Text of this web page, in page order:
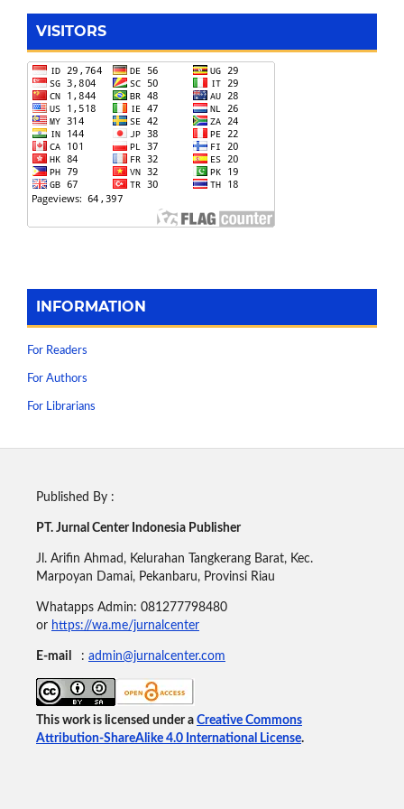
VISITORS
INFORMATION
For Readers
For Authors
For Librarians
Published By :
PT. Jurnal Center Indonesia Publisher
Jl. Arifin Ahmad, Kelurahan Tangkerang Barat, Kec.
Marpoyan Damai, Pekanbaru, Provinsi Riau
Whatapps Admin: 081277798480
or https://wa.me/jurnalcenter
E-mail : admin@jurnalcenter.com
This work is licensed under a Creative Commons
Attribution-ShareAlike 4.0 International License.